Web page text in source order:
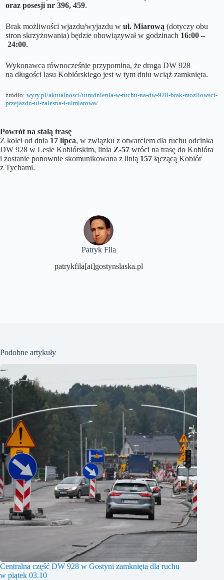
oraz posesji nr 396, 459.
Brak możliwości wjazdu/wyjazdu w ul. Miarową (dotyczy obu
stron skrzyżowania) będzie obowiązywał w godzinach 16:00 –
24:00.
Wykonawca równocześnie przypomina, że droga DW 928
na długości lasu Kobiórskiego jest w tym dniu wciąż zamknięta.
źródło: wyry.pl/aktualnosci/utrudnienia-w-ruchu-na-dw-928-brak-mozliowsci-
przejazdu-ul-zalesna-i-ulmiarowa/
Powrót na stałą trasę
Z kolei od dnia 17 lipca, w związku z otwarciem dla ruchu odcinka
DW 928 w Lesie Kobiórskim, linia Z-57 wróci na trasę do Kobióra
i zostanie ponownie skomunikowana z linią 157 łączącą Kobiór
z Tychami.
Patryk Fila
patrykfila[at]gostynslaska.pl
Podobne artykuły
Centralna część DW 928 w Gostyni zamknięta dla ruchu
w piątek 03.10